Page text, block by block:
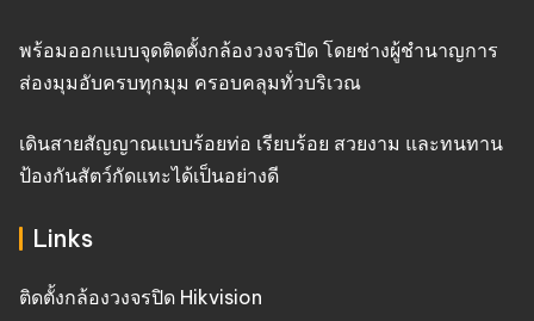
พร้อมออกแบบจุดติดตั้งกล้องวงจรปิด โดยช่างผู้ชำนาญการ
ส่องมุมอับครบทุกมุม ครอบคลุมทั่วบริเวณ
เดินสายสัญญาณแบบร้อยท่อ เรียบร้อย สวยงาม และทนทาน
ป้องกันสัตว์กัดแทะได้เป็นอย่างดี
Links
ติดตั้งกล้องวงจรปิด Hikvision